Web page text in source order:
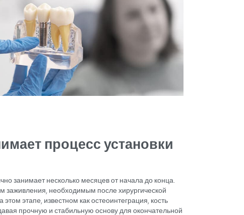
лечение с помощью
в Турции?
процедуры, которая включает в себя
замены отсутствующих зубов. Процесс начинается с
здоровья полости рта, чтобы убедиться в надежности
наступает период заживления, в течение
посредством процесса, называемого
для замещающего зуба.